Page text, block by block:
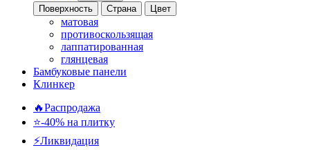
Поверхность
Страна Цвет
матовая
противоскользящая
лаппатированная
глянцевая
Бамбуковые панели
Клинкер
🔥Распродажа
⭐-40% на плитку
⚡️Ликвидация